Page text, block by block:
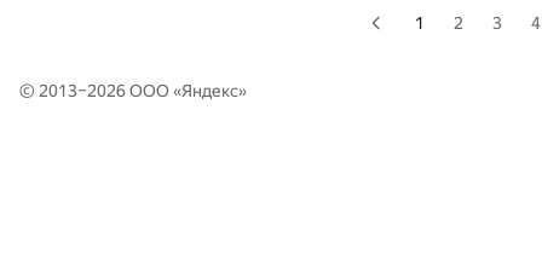
1 2 3 4
© 2013–2026 ООО «Яндекс»